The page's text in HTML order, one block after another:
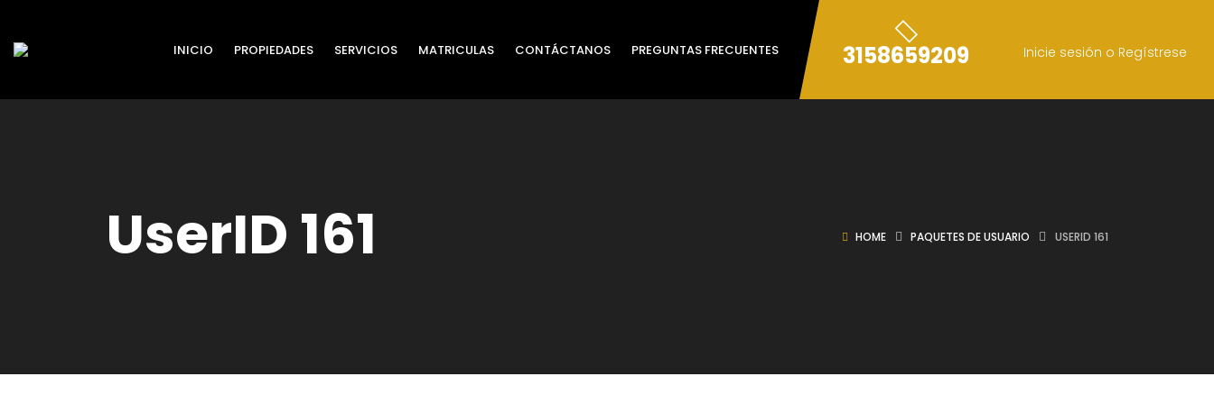
INICIO PROPIEDADES SERVICIOS MATRICULAS CONTÁCTANOS PREGUNTAS FRECUENTES 3158659209 Inicie sesión o Regístrese
UserID 161 HOME PAQUETES DE USUARIO USERID 161